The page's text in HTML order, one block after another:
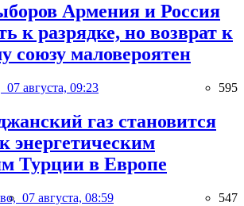
Армения и Россия
к разрядке, но возврат к
союзу маловероятен
07 августа, 09:23 595
газ становится
энергетическим
Турции в Европе
07 августа, 08:59 547